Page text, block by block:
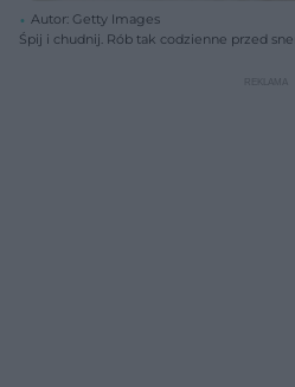
Autor: Getty Images
Śpij i chudnij. Rób tak codzienne przed